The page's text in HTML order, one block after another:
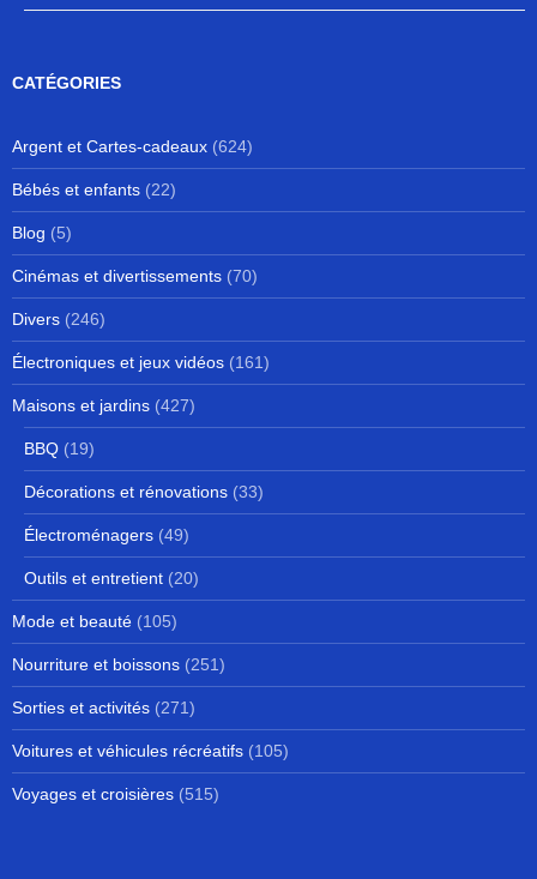
CATÉGORIES
Argent et Cartes-cadeaux (624)
Bébés et enfants (22)
Blog (5)
Cinémas et divertissements (70)
Divers (246)
Électroniques et jeux vidéos (161)
Maisons et jardins (427)
BBQ (19)
Décorations et rénovations (33)
Électroménagers (49)
Outils et entretient (20)
Mode et beauté (105)
Nourriture et boissons (251)
Sorties et activités (271)
Voitures et véhicules récréatifs (105)
Voyages et croisières (515)